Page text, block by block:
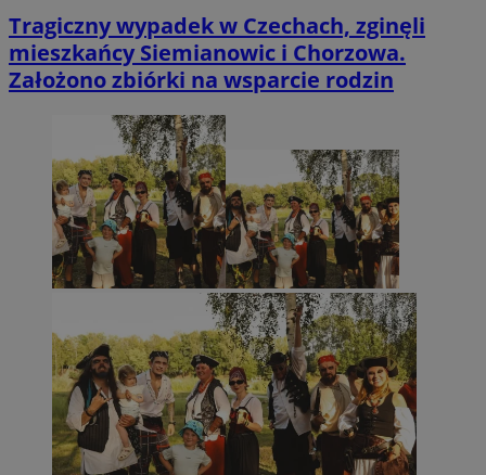
Tragiczny wypadek w Czechach, zginęli
mieszkańcy Siemianowic i Chorzowa.
Założono zbiórki na wsparcie rodzin